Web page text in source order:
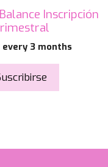
Inscripción
every 3 months